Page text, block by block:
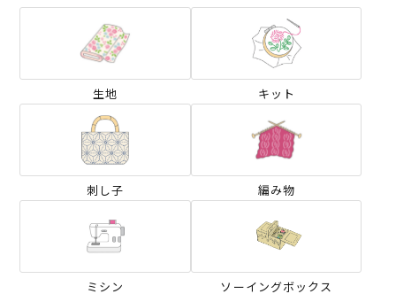
生地 キット
刺し子 編み物
ミシン ソーイングボックス